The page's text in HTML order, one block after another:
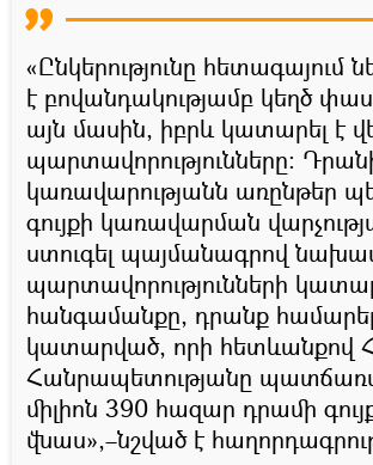
«Ընկերությունը հետագայում
է բովանդակությամբ կեղծ
այն մասին, իբրև կատարել է
պարտավորությունները:
կառավարությանն առընթեր
գույքի կառավարման
ստուգել պայմանագրով
պարտավորությունների
հանգամանքը, դրանք
կատարված, որի հետևանքով
Հանրապետությանը
միլիոն 390 հազար դրամի
վնաս»,–նշված է